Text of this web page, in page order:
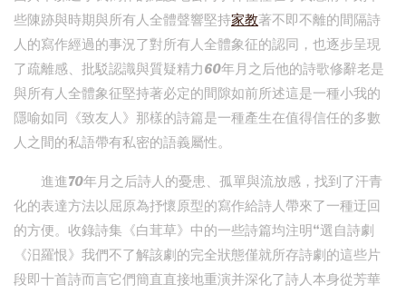
些陳跡與時期與所有人全體聲響堅持家教著不即不離的間隔詩
人的寫作經過的事況了對所有人全體象征的認同，也逐步呈現
了疏離感、批駁認識與質疑精力60年月之后他的詩歌修辭老是
與所有人全體象征堅持著必定的間隙如前所述這是一種小我的
隱喻如同《致友人》那樣的詩篇是一種產生在值得信任的多數
人之間的私語帶有私密的語義屬性。
進進70年月之后詩人的憂患、孤單與流放感，找到了汗青
化的表達方法以屈原為抒懷原型的寫作給詩人帶來了一種迂回
的方便。收錄詩集《白茸草》中的一些詩篇均注明“選自詩劇
《汨羅恨》我們不了解該劇的完全狀態僅就所存詩劇的這些片
段即十首詩而言它們簡直直接地重演并深化了詩人本身從芳華